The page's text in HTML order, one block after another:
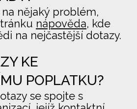
nějaký problém,
nápověda, kde
na nejčastější dotazy.
KE
POPLATKU?
se spojte s